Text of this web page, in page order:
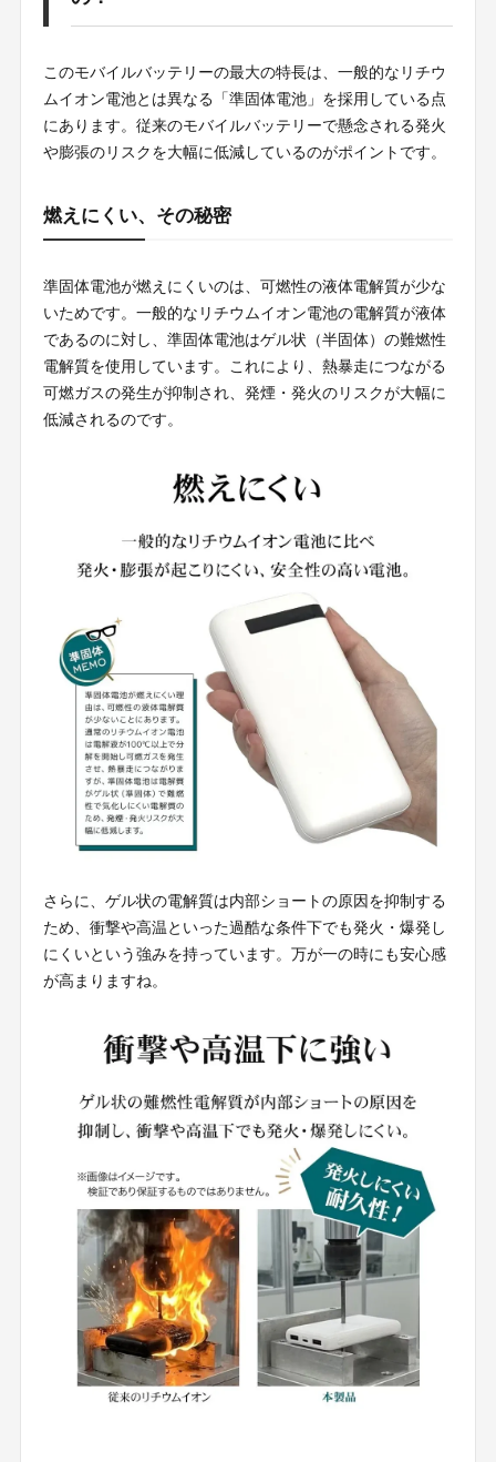
このモバイルバッテリーの最大の特長は、一般的なリチウ
ムイオン電池とは異なる「準固体電池」を採用している点
にあります。従来のモバイルバッテリーで懸念される発火
や膨張のリスクを大幅に低減しているのがポイントです。
燃えにくい、その秘密
準固体電池が燃えにくいのは、可燃性の液体電解質が少な
いためです。一般的なリチウムイオン電池の電解質が液体
であるのに対し、準固体電池はゲル状（半固体）の難燃性
電解質を使用しています。これにより、熱暴走につながる
可燃ガスの発生が抑制され、発煙・発火のリスクが大幅に
低減されるのです。
さらに、ゲル状の電解質は内部ショートの原因を抑制する
ため、衝撃や高温といった過酷な条件下でも発火・爆発し
にくいという強みを持っています。万が一の時にも安心感
が高まりますね。